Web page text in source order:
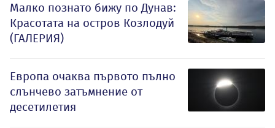
Малко познато бижу по Дунав:
Красотата на остров Козлодуй
(ГАЛЕРИЯ)
Европа очаква първото пълно
слънчево затъмнение от
десетилетия